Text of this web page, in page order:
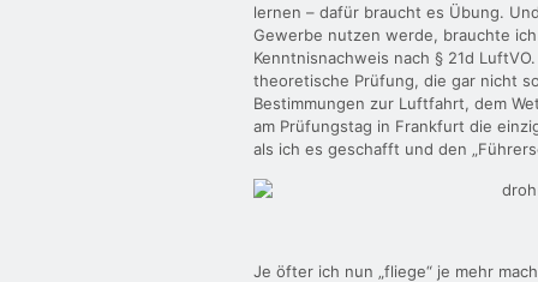
lernen – dafür braucht es Übung.
Gewerbe nutzen werde, brauchte
Kenntnisnachweis nach § 21d
theoretische Prüfung, die gar nicht
Bestimmungen zur Luftfahrt, dem
am Prüfungstag in Frankfurt die
als ich es geschafft und den
Je öfter ich nun „fliege“ je mehr